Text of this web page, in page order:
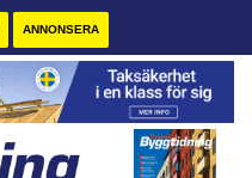
ANNONSERA